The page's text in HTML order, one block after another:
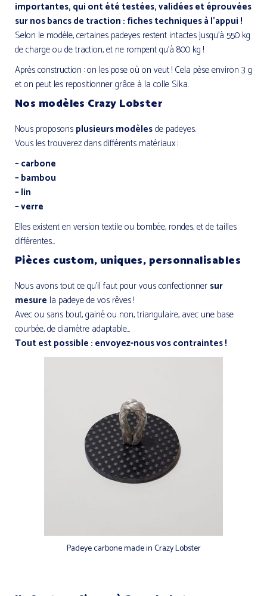
importantes, qui ont été testées, validées et éprouvées
sur nos bancs de traction : fiches techniques à l’appui !
Selon le modèle, certaines padeyes restent intactes jusqu’à 550 kg
de charge ou de traction, et ne rompent qu’à 800 kg !
Après construction : on les pose où on veut ! Cela pèse environ 3 g
et on peut les repositionner grâce à la colle Sika.
Nos modèles Crazy Lobster
Nous proposons plusieurs modèlesde padeyes.
Vous les trouverez dans différents matériaux :
– carbone
– bambou
– lin
– verre
Elles existent en version textile ou bombée, rondes, et de tailles
différentes…
Pièces custom, uniques, personnalisables
Nous avons tout ce qu’il faut pour vous confectionner sur
mesure la padeye de vos rêves !
Avec ou sans bout, gainé ou non, triangulaire, avec une base
courbée, de diamètre adaptable…
Tout est possible : envoyez-nous vos contraintes !
Padeye carbone made in Crazy Lobster